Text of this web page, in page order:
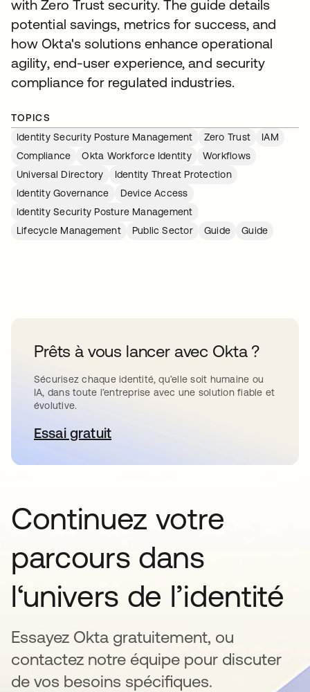
with Zero Trust security. The guide details
potential savings, metrics for success, and
how Okta's solutions enhance operational
agility, end-user experience, and security
compliance for regulated industries.
TOPICS
Identity Security Posture Management
Zero Trust
IAM
Compliance
Okta Workforce Identity
Workflows
Universal Directory
Identity Threat Protection
Identity Governance
Device Access
Identity Security Posture Management
Lifecycle Management
Public Sector Guide Guide
Prêts à vous lancer avec Okta ?
Sécurisez chaque identité, qu’elle soit humaine ou
IA, dans toute l’entreprise avec une solution fiable et
évolutive.
Essai gratuits’ouvre dans un nouvel onglet
Continuez votre
parcours dans
l‘univers de l’identité
Essayez Okta gratuitement, ou
contactez notre équipe pour discuter
de vos besoins spécifiques.